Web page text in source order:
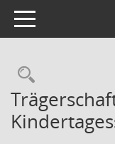
Toggle navigation